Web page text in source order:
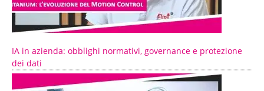
IA in azienda: obblighi normativi, governance e protezione
dei dati